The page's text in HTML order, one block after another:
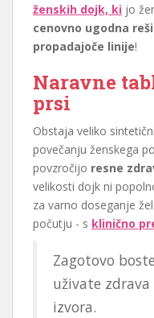
ženskih dojk, ki jo
cenovno ugodna
propadajoče linije!
Naravne
prsi
Obstaja veliko
povečanju ženskega
povzročijo resne
velikosti dojk ni
za varno doseganje
počutju - s klinično
Zagotovo
uživate
izvora.